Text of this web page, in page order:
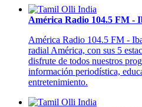
América Radio 104.5 FM -
América Radio 104.5 FM -
radial América, con sus 5
disfrute de todos nuestros
información periodística,
entretenimiento.